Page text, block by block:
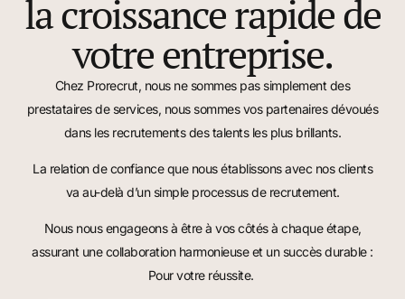
la croissance rapide de
votre entreprise.
Chez Prorecrut, nous ne sommes pas simplement des
prestataires de services, nous sommes vos partenaires dévoués
dans les recrutements des talents les plus brillants.
La relation de confiance que nous établissons avec nos clients
va au-delà d’un simple processus de recrutement.
Nous nous engageons à être à vos côtés à chaque étape,
assurant une collaboration harmonieuse et un succès durable :
Pour votre réussite.